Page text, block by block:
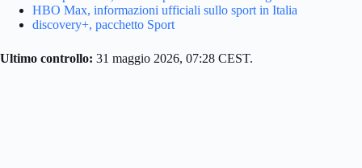
HBO Max, informazioni ufficiali sullo sport in Italia
discovery+, pacchetto Sport
Ultimo controllo: 31 maggio 2026, 07:28 CEST.